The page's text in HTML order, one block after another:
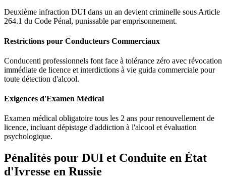
Deuxième infraction DUI dans un an devient criminelle sous Article
264.1 du Code Pénal, punissable par emprisonnement.
Restrictions pour Conducteurs Commerciaux
Conducenti professionnels font face à tolérance zéro avec révocation
immédiate de licence et interdictions à vie guida commerciale pour
toute détection d'alcool.
Exigences d'Examen Médical
Examen médical obligatoire tous les 2 ans pour renouvellement de
licence, incluant dépistage d'addiction à l'alcool et évaluation
psychologique.
Pénalités pour DUI et Conduite en État
d'Ivresse en Russie